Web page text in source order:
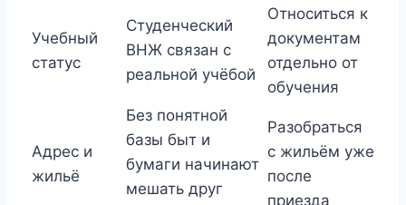
Учебный
статус
Студенческий
ВНЖ связан с
реальной учёбой
Относиться к
документам
отдельно от
обучения
Адрес и
жильё
Без понятной
базы быт и
бумаги начинают
мешать друг
Разобраться
с жильём уже
после
приезда